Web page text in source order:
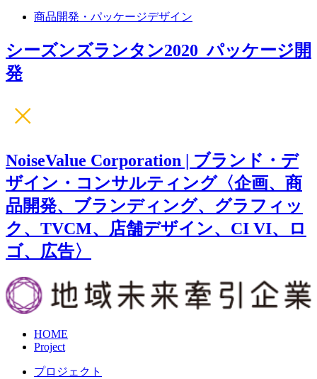
商品開発・パッケージデザイン
シーズンズランタン2020_パッケージ開
発
NoiseValue Corporation | ブランド・デ
ザイン・コンサルティング〈企画、商
品開発、ブランディング、グラフィッ
ク、TVCM、店舗デザイン、CI VI、ロ
ゴ、広告〉
HOME
Project
プロジェクト